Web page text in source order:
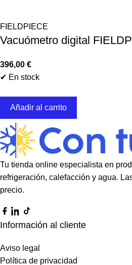
FIELDPIECE
Vacuómetro digital
396,00 €
✔ En stock
Añadir al carrito
Tu tienda online especialista en
refrigeración, calefacción y agua.
precio.
Información al cliente
Aviso legal
Política de privacidad